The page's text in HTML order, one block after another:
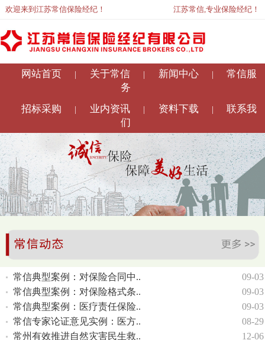
欢迎来到江苏常信保险经纪！ 江苏常信,专业保险经纪！
网站首页 关于常信 新闻中心
常信服
务
招标采购
| 业内资讯 | 资料下载 |
联系我
们
常信典型案例：对保险合同中..
09-03
常信典型案例：对保险格式条..
09-03
常信典型案例：医疗责任保险..
09-03
常信专家论证意见实例：医方..
08-29
常州有效推进自然灾害民生救..
12-06